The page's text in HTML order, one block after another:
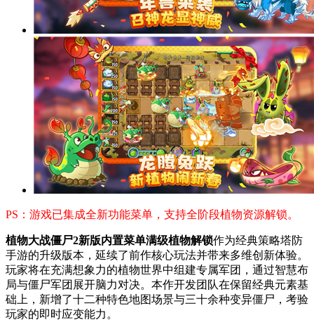
PS：游戏已集成全新功能菜单，支持全阶段植物资源解锁。
植物大战僵尸2新版内置菜单满级植物解锁作为经典策略塔防
手游的升级版本，延续了前作核心玩法并带来多维创新体验。
玩家将在充满想象力的植物世界中组建专属军团，通过智慧布
局与僵尸军团展开脑力对决。本作开发团队在保留经典元素基
础上，新增了十二种特色地图场景与三十余种变异僵尸，考验
玩家的即时应变能力。